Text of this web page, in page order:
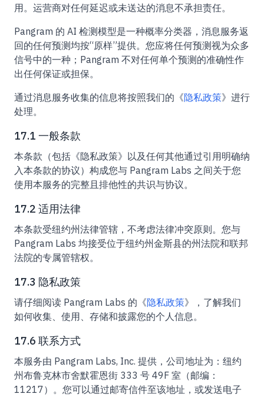
用。运营商对任何延迟或未送达的消息不承担责任。
Pangram 的 AI 检测模型是一种概率分类器，消息服务返
回的任何预测均按“原样”提供。您应将任何预测视为众多
信号中的一种；Pangram 不对任何单个预测的准确性作
出任何保证或担保。
通过消息服务收集的信息将按照我们的《隐私政策》进行
处理。
17.1 一般条款
本条款（包括《隐私政策》以及任何其他通过引用明确纳
入本条款的协议）构成您与 Pangram Labs 之间关于您
使用本服务的完整且排他性的共识与协议。
17.2 适用法律
本条款受纽约州法律管辖，不考虑法律冲突原则。您与
Pangram Labs 均接受位于纽约州金斯县的州法院和联邦
法院的专属管辖权。
17.3 隐私政策
请仔细阅读 Pangram Labs 的《隐私政策》，了解我们
如何收集、使用、存储和披露您的个人信息。
17.6 联系方式
本服务由 Pangram Labs, Inc. 提供，公司地址为：纽约
州布鲁克林市舍默霍恩街 333 号 49F 室（邮编：
11217）。您可以通过邮寄信件至该地址，或发送电子